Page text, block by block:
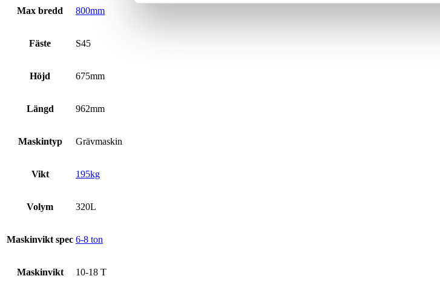
Max bredd 800mm
Fäste S45
Höjd 675mm
Längd 962mm
Maskintyp Grävmaskin
Vikt 195kg
Volym 320L
Maskinvikt spec 6-8 ton
Maskinvikt 10-18 T